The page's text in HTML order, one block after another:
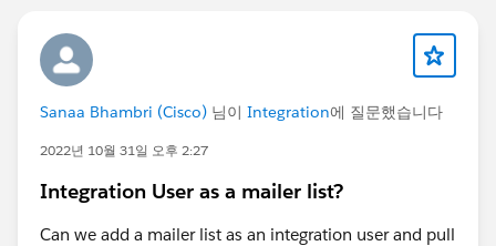
Sanaa Bhambri (Cisco) 님이 Integration에 질문했습니다
2022년 10월 31일 오후 2:27
Integration User as a mailer list?
Can we add a mailer list as an integration user and pull